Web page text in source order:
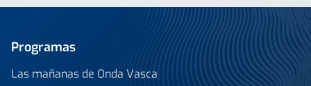
Programas
Las mañanas de Onda Vasca